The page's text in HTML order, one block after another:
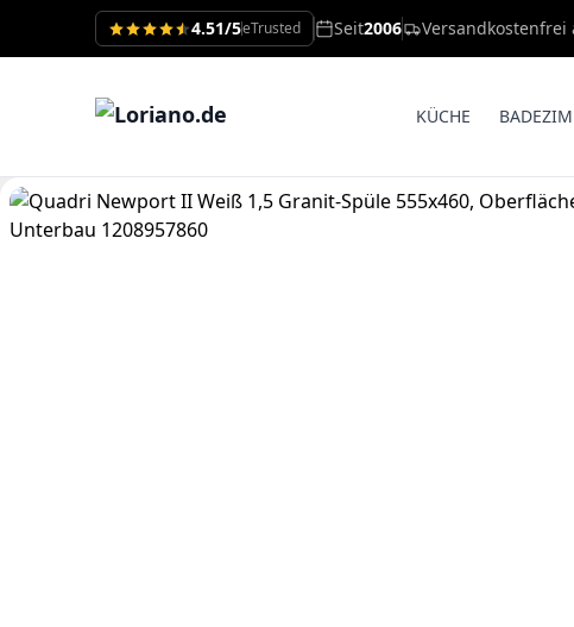
4.51/5eTrusted Seit2006 Versandkostenfrei
KÜCHE